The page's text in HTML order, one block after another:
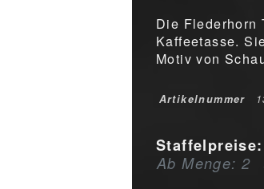
Die Flederhorn
Kaffeetasse.
Motiv von
Artikelnummer
Staffelpreise:
Ab Menge: 2